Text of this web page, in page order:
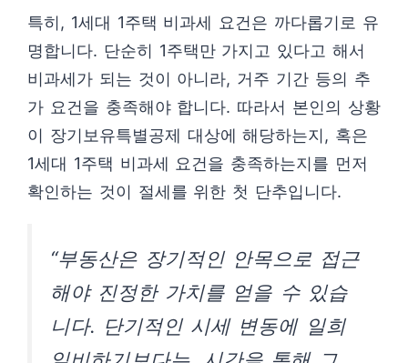
특히, 1세대 1주택 비과세 요건은 까다롭기로 유
명합니다. 단순히 1주택만 가지고 있다고 해서
비과세가 되는 것이 아니라, 거주 기간 등의 추
가 요건을 충족해야 합니다. 따라서 본인의 상황
이 장기보유특별공제 대상에 해당하는지, 혹은
1세대 1주택 비과세 요건을 충족하는지를 먼저
확인하는 것이 절세를 위한 첫 단추입니다.
“부동산은 장기적인 안목으로 접근
해야 진정한 가치를 얻을 수 있습
니다. 단기적인 시세 변동에 일희